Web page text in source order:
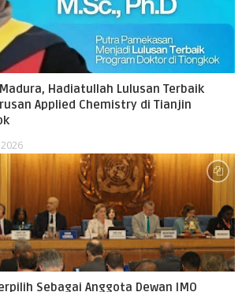
Hadiatullah Lulusan Terbaik
Applied Chemistry di Tianjin
2026
Sebagai Anggota Dewan IMO